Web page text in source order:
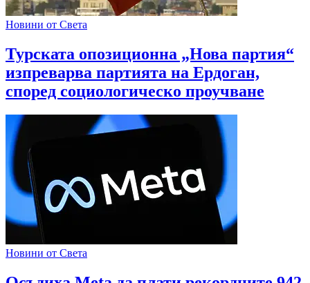
Новини от Света
Турската опозиционна „Нова партия“
изпреварва партията на Ердоган,
според социологическо проучване
Новини от Света